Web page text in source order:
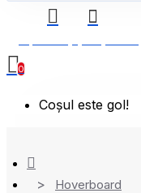
0
Coșul este gol!
Hoverboard